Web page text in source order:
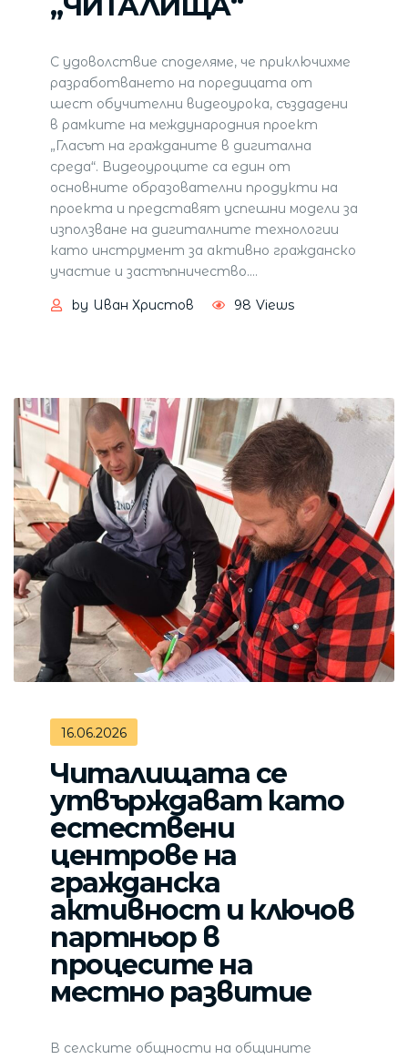
С удоволствие споделяме, че приключихме
разработването на поредицата от
шест обучителни видеоурока, създадени
в рамките на международния проект
„Гласът на гражданите в дигитална
среда“. Видеоуроците са един от
основните образователни продукти на
проекта и представят успешни модели за
използване на дигиталните технологии
като инструмент за активно гражданско
участие и застъпничество.…
by Иван Христов 98 Views
16.06.2026
Читалищата се
утвърждават като
естествени
центрове на
гражданска
активност и ключов
партньор в
процесите на
местно развитие
В селските общности на общините